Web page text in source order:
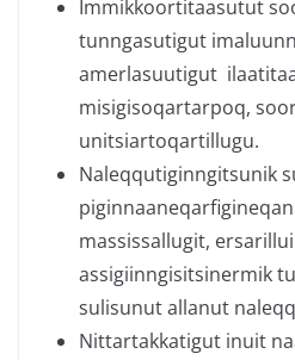
Immikkoortitaasutut
tunngasutigut
amerlasuutigut
misigisoqartarpoq,
unitsiartoqartillugu.
Naleqqutiginngitsunik
massissallugit,
assigiinngisitsinermik
sulisunut allanut
Nittartakkatigut inuit